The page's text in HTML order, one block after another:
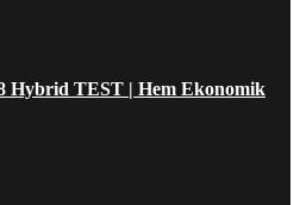
Hybrid TEST | Hem Ekonomik